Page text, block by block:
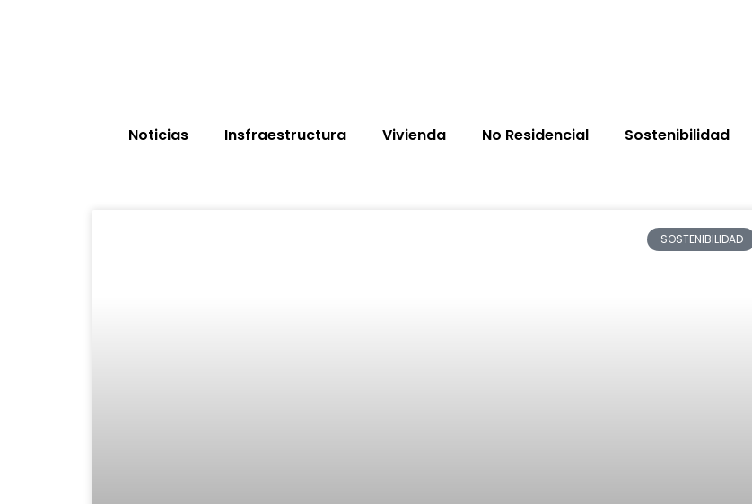
Noticias Insfraestructura Vivienda No Residencial Sostenibilidad
SOSTENIBILIDAD